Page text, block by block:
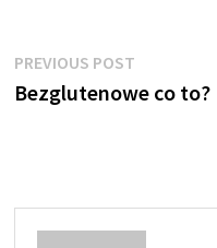
Nawigacja
wpisu
PREVIOUS POSTPrevious
post:
Bezglutenowe co to?